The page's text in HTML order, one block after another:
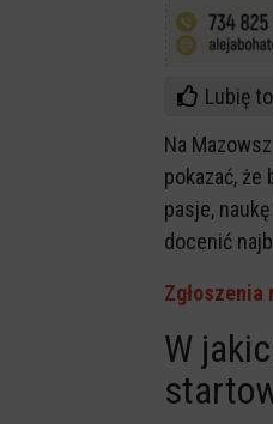
Lubię to
Na
pokazać,
pasje,
docenić
Zgłoszenia
W